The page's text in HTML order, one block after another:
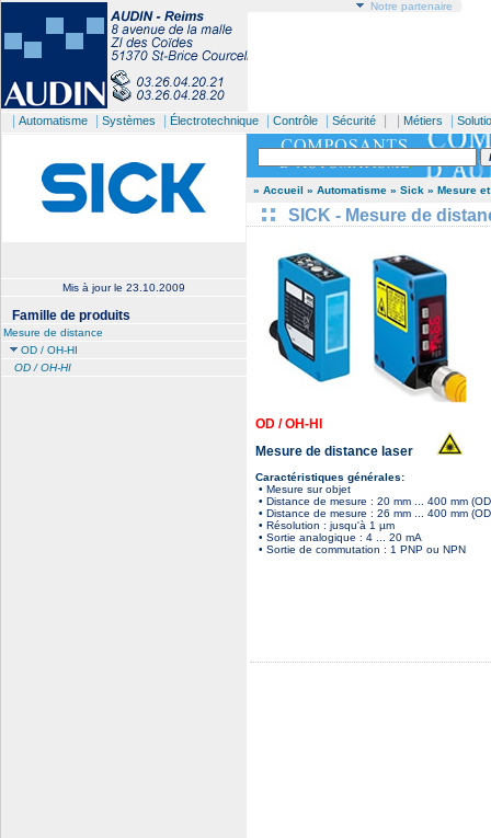
Notre partenaire
Automatisme Systèmes Électrotechnique Contrôle Sécurité Métiers
Mis à jour le 23.10.2009
Famille de produits
Mesure de distance
OD / OH-HI
OD / OH-HI
» Accueil » Automatisme » Sick » Mesure
SICK - Mesure de
OD / OH-HI
Mesure de distance laser
Caractéristiques générales:
• Mesure sur objet
• Distance de mesure : 20 mm ... 400 mm
• Distance de mesure : 26 mm ... 400 mm
• Résolution : jusqu'à 1 µm
• Sortie analogique : 4 ... 20 mA
• Sortie de commutation : 1 PNP ou NPN